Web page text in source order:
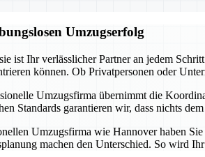
Umzugserfolg
Ihr verlässlicher Partner an jedem
können. Ob Privatpersonen oder
Umzugsfirma übernimmt die
Standards garantieren wir, dass nichts
Umzugsfirma wie Hannover haben
machen den Unterschied. So wird